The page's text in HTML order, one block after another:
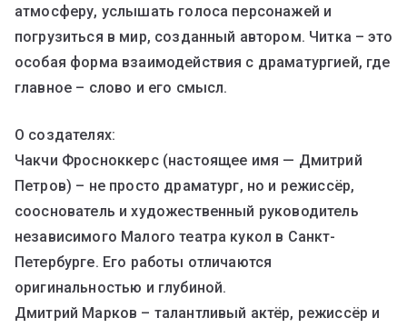
атмосферу, услышать голоса персонажей и
погрузиться в мир, созданный автором. Читка – это
особая форма взаимодействия с драматургией, где
главное – слово и его смысл.
О создателях:
Чакчи Фросноккерс (настоящее имя — Дмитрий
Петров) – не просто драматург, но и режиссёр,
сооснователь и художественный руководитель
независимого Малого театра кукол в Санкт-
Петербурге. Его работы отличаются
оригинальностью и глубиной.
Дмитрий Марков – талантливый актёр, режиссёр и